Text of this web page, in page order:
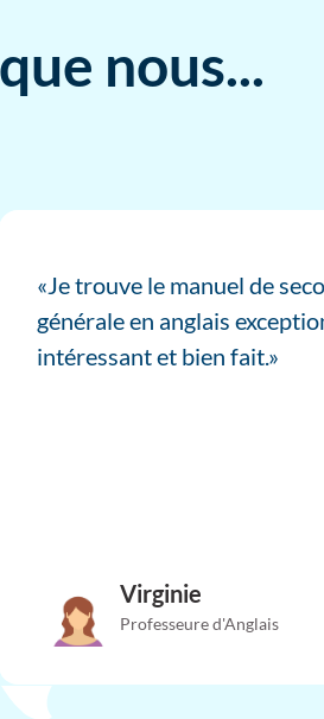
nous...
«Je trouve le manuel de
générale en anglais
intéressant et bien fait.»
Virginie
Professeure d'Anglais